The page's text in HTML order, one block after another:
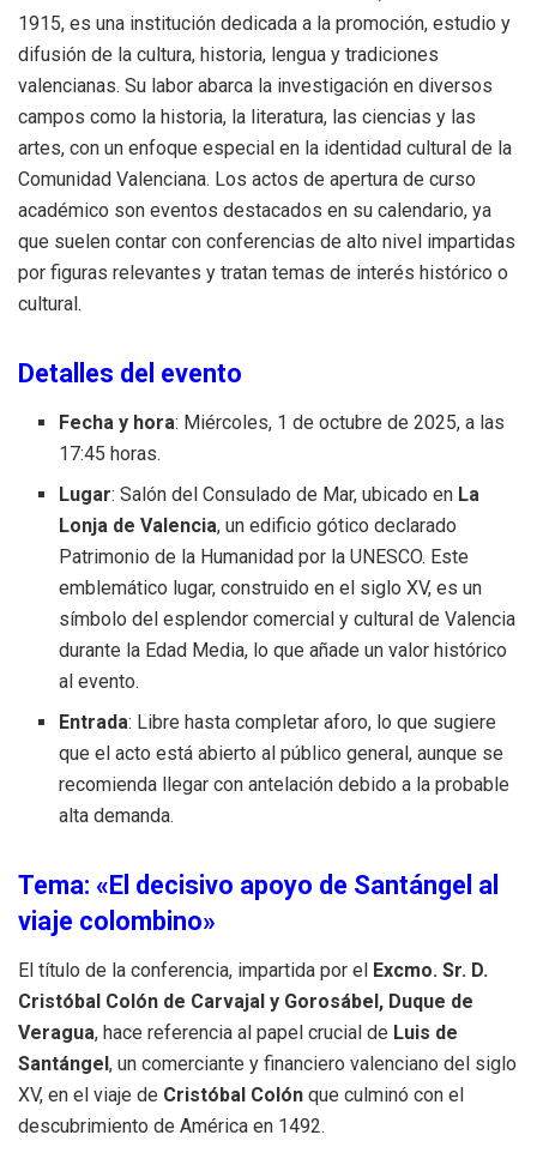
1915, es una institución dedicada a la promoción, estudio y
difusión de la cultura, historia, lengua y tradiciones
valencianas. Su labor abarca la investigación en diversos
campos como la historia, la literatura, las ciencias y las
artes, con un enfoque especial en la identidad cultural de la
Comunidad Valenciana. Los actos de apertura de curso
académico son eventos destacados en su calendario, ya
que suelen contar con conferencias de alto nivel impartidas
por figuras relevantes y tratan temas de interés histórico o
cultural.
Detalles del evento
Fecha y hora: Miércoles, 1 de octubre de 2025, a las
17:45 horas.
Lugar: Salón del Consulado de Mar, ubicado en La
Lonja de Valencia, un edificio gótico declarado
Patrimonio de la Humanidad por la UNESCO. Este
emblemático lugar, construido en el siglo XV, es un
símbolo del esplendor comercial y cultural de Valencia
durante la Edad Media, lo que añade un valor histórico
al evento.
Entrada: Libre hasta completar aforo, lo que sugiere
que el acto está abierto al público general, aunque se
recomienda llegar con antelación debido a la probable
alta demanda.
Tema: «El decisivo apoyo de Santángel al
viaje colombino»
El título de la conferencia, impartida por el Excmo. Sr. D.
Cristóbal Colón de Carvajal y Gorosábel, Duque de
Veragua, hace referencia al papel crucial de Luis de
Santángel, un comerciante y financiero valenciano del siglo
XV, en el viaje de Cristóbal Colón que culminó con el
descubrimiento de América en 1492.